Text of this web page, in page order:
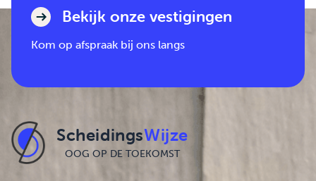
Bekijk onze vestigingen
Kom op afspraak bij ons langs
ScheidingsWijze
OOG OP DE TOEKOMST